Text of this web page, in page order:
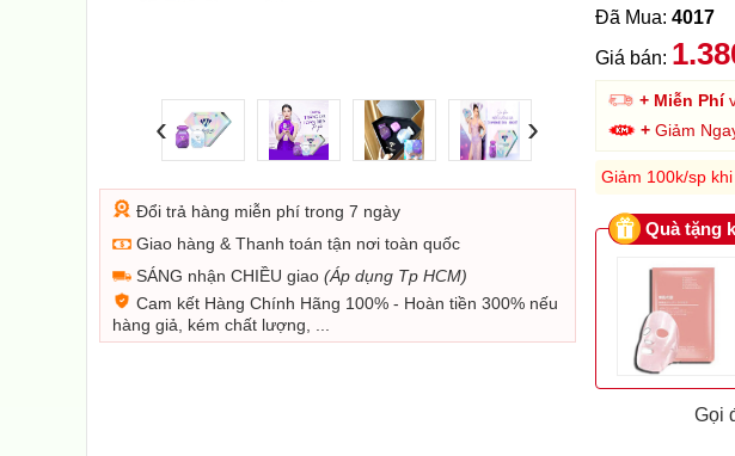
‹ ›
Đổi trả hàng miễn phí trong 7 ngày
Giao hàng & Thanh toán tận nơi toàn quốc
SÁNG nhận CHIỀU giao (Áp dụng Tp HCM)
Cam kết Hàng Chính Hãng 100% - Hoàn tiền 300% nếu
hàng giả, kém chất lượng, ...
Đã Mua: 4017
Giá bán:
+ Miễn Phí
+ Giảm
Giảm 100k/sp
Quà tặng
Gọi